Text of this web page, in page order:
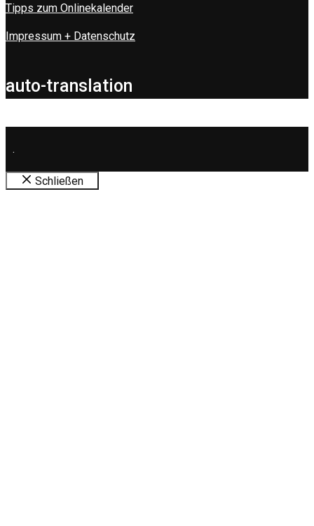
Tipps zum Onlinekalender
Impressum + Datenschutz
auto-translation
.
Schließen